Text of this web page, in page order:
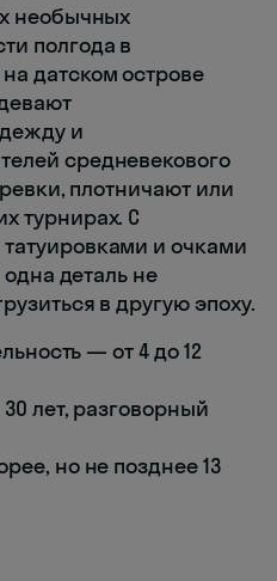
необычных
полгода в
датском острове
и
средневекового
плотничают или
турнирах. С
и очками
деталь не
в другую эпоху.
— от 4 до 12
лет, разговорный
но не позднее 13